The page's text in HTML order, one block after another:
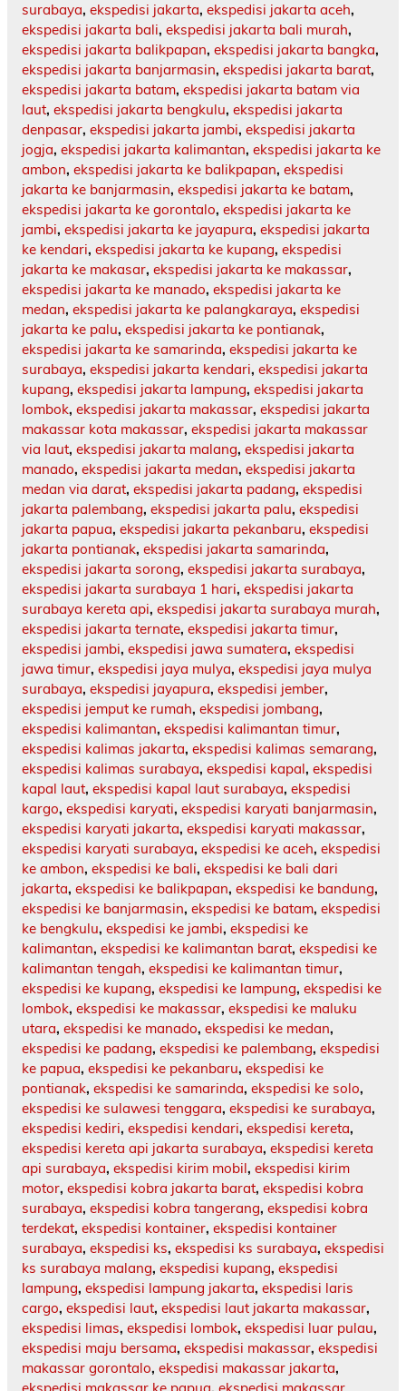
surabaya, ekspedisi jakarta, ekspedisi jakarta aceh,
ekspedisi jakarta bali, ekspedisi jakarta bali murah,
ekspedisi jakarta balikpapan, ekspedisi jakarta bangka,
ekspedisi jakarta banjarmasin, ekspedisi jakarta barat,
ekspedisi jakarta batam, ekspedisi jakarta batam via
laut, ekspedisi jakarta bengkulu, ekspedisi jakarta
denpasar, ekspedisi jakarta jambi, ekspedisi jakarta
jogja, ekspedisi jakarta kalimantan, ekspedisi jakarta ke
ambon, ekspedisi jakarta ke balikpapan, ekspedisi
jakarta ke banjarmasin, ekspedisi jakarta ke batam,
ekspedisi jakarta ke gorontalo, ekspedisi jakarta ke
jambi, ekspedisi jakarta ke jayapura, ekspedisi jakarta
ke kendari, ekspedisi jakarta ke kupang, ekspedisi
jakarta ke makasar, ekspedisi jakarta ke makassar,
ekspedisi jakarta ke manado, ekspedisi jakarta ke
medan, ekspedisi jakarta ke palangkaraya, ekspedisi
jakarta ke palu, ekspedisi jakarta ke pontianak,
ekspedisi jakarta ke samarinda, ekspedisi jakarta ke
surabaya, ekspedisi jakarta kendari, ekspedisi jakarta
kupang, ekspedisi jakarta lampung, ekspedisi jakarta
lombok, ekspedisi jakarta makassar, ekspedisi jakarta
makassar kota makassar, ekspedisi jakarta makassar
via laut, ekspedisi jakarta malang, ekspedisi jakarta
manado, ekspedisi jakarta medan, ekspedisi jakarta
medan via darat, ekspedisi jakarta padang, ekspedisi
jakarta palembang, ekspedisi jakarta palu, ekspedisi
jakarta papua, ekspedisi jakarta pekanbaru, ekspedisi
jakarta pontianak, ekspedisi jakarta samarinda,
ekspedisi jakarta sorong, ekspedisi jakarta surabaya,
ekspedisi jakarta surabaya 1 hari, ekspedisi jakarta
surabaya kereta api, ekspedisi jakarta surabaya murah,
ekspedisi jakarta ternate, ekspedisi jakarta timur,
ekspedisi jambi, ekspedisi jawa sumatera, ekspedisi
jawa timur, ekspedisi jaya mulya, ekspedisi jaya mulya
surabaya, ekspedisi jayapura, ekspedisi jember,
ekspedisi jemput ke rumah, ekspedisi jombang,
ekspedisi kalimantan, ekspedisi kalimantan timur,
ekspedisi kalimas jakarta, ekspedisi kalimas semarang,
ekspedisi kalimas surabaya, ekspedisi kapal, ekspedisi
kapal laut, ekspedisi kapal laut surabaya, ekspedisi
kargo, ekspedisi karyati, ekspedisi karyati banjarmasin,
ekspedisi karyati jakarta, ekspedisi karyati makassar,
ekspedisi karyati surabaya, ekspedisi ke aceh, ekspedisi
ke ambon, ekspedisi ke bali, ekspedisi ke bali dari
jakarta, ekspedisi ke balikpapan, ekspedisi ke bandung,
ekspedisi ke banjarmasin, ekspedisi ke batam, ekspedisi
ke bengkulu, ekspedisi ke jambi, ekspedisi ke
kalimantan, ekspedisi ke kalimantan barat, ekspedisi ke
kalimantan tengah, ekspedisi ke kalimantan timur,
ekspedisi ke kupang, ekspedisi ke lampung, ekspedisi ke
lombok, ekspedisi ke makassar, ekspedisi ke maluku
utara, ekspedisi ke manado, ekspedisi ke medan,
ekspedisi ke padang, ekspedisi ke palembang, ekspedisi
ke papua, ekspedisi ke pekanbaru, ekspedisi ke
pontianak, ekspedisi ke samarinda, ekspedisi ke solo,
ekspedisi ke sulawesi tenggara, ekspedisi ke surabaya,
ekspedisi kediri, ekspedisi kendari, ekspedisi kereta,
ekspedisi kereta api jakarta surabaya, ekspedisi kereta
api surabaya, ekspedisi kirim mobil, ekspedisi kirim
motor, ekspedisi kobra jakarta barat, ekspedisi kobra
surabaya, ekspedisi kobra tangerang, ekspedisi kobra
terdekat, ekspedisi kontainer, ekspedisi kontainer
surabaya, ekspedisi ks, ekspedisi ks surabaya, ekspedisi
ks surabaya malang, ekspedisi kupang, ekspedisi
lampung, ekspedisi lampung jakarta, ekspedisi laris
cargo, ekspedisi laut, ekspedisi laut jakarta makassar,
ekspedisi limas, ekspedisi lombok, ekspedisi luar pulau,
ekspedisi maju bersama, ekspedisi makassar, ekspedisi
makassar gorontalo, ekspedisi makassar jakarta,